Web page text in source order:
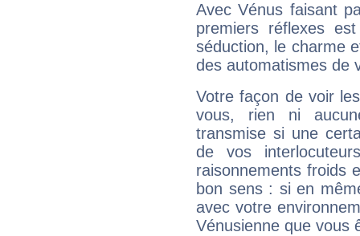
Avec Vénus faisant
premiers réflexes
séduction, le charme
des automatismes de
Votre façon de voir
vous, rien ni
transmise si une
de vos
raisonnements froids
bon sens : si en
avec votre
Vénusienne que vous